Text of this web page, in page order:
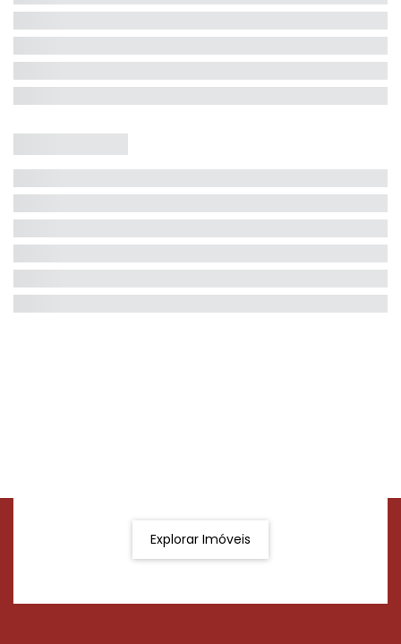
Explorar Imóveis